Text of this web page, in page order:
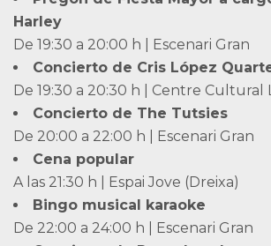
Harley
De 19:30 a 20:00 h | Escenari Gran
Concierto de Cris López
De 19:30 a 20:30 h | Centre Cultural
Concierto de The Tutsies
De 20:00 a 22:00 h | Escenari Gran
Cena popular
A las 21:30 h | Espai Jove (Dreixa)
Bingo musical karaoke
De 22:00 a 24:00 h | Escenari Gran